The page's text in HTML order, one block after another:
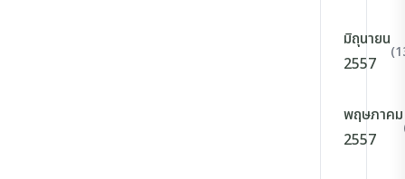
มิถุนายน
2557
พฤษภาคม
2557